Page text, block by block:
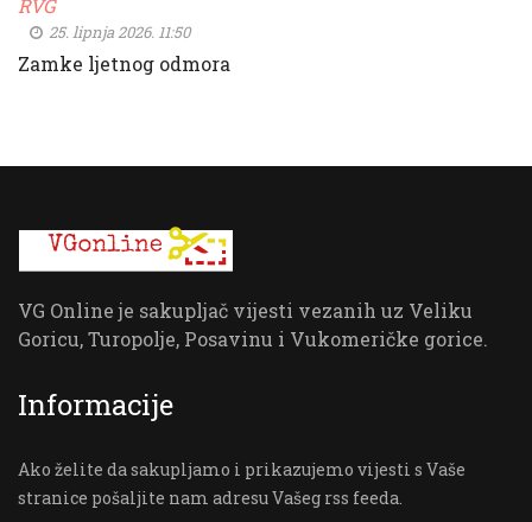
RVG
25. lipnja 2026. 11:50
Zamke ljetnog odmora
VG Online je sakupljač vijesti vezanih uz Veliku
Goricu, Turopolje, Posavinu i Vukomeričke gorice.
Informacije
Ako želite da sakupljamo i prikazujemo vijesti s Vaše
stranice pošaljite nam adresu Vašeg rss feeda.